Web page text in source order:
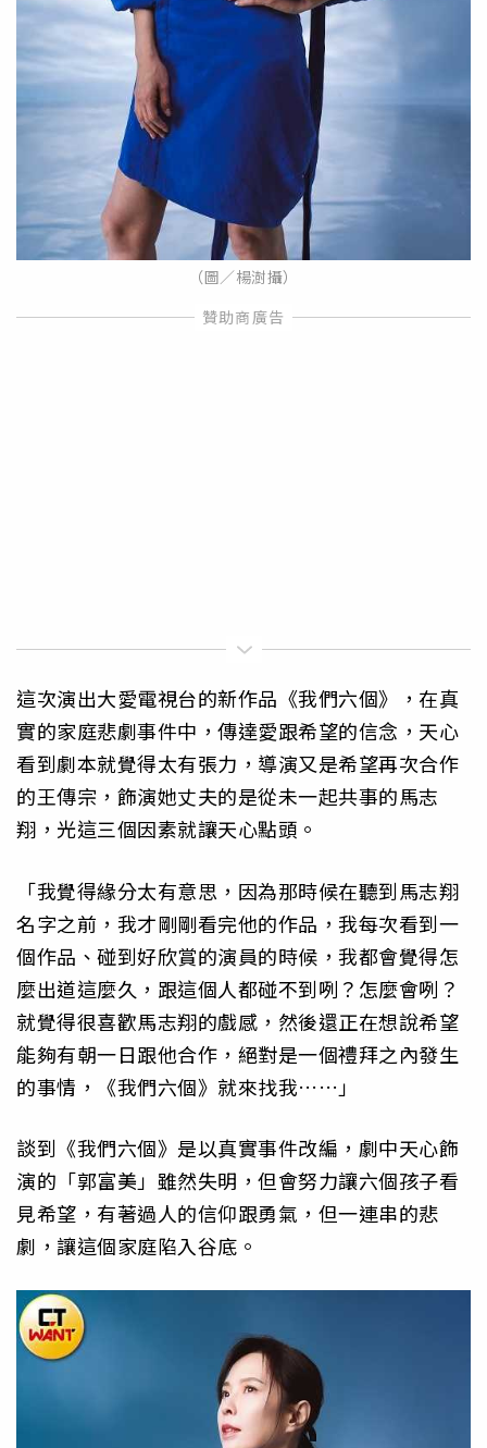
（圖／楊澍攝）
這次演出大愛電視台的新作品《我們六個》，在真
實的家庭悲劇事件中，傳達愛跟希望的信念，天心
看到劇本就覺得太有張力，導演又是希望再次合作
的王傳宗，飾演她丈夫的是從未一起共事的馬志
翔，光這三個因素就讓天心點頭。
「我覺得緣分太有意思，因為那時候在聽到馬志翔
名字之前，我才剛剛看完他的作品，我每次看到一
個作品、碰到好欣賞的演員的時候，我都會覺得怎
麼出道這麼久，跟這個人都碰不到咧？怎麼會咧？
就覺得很喜歡馬志翔的戲感，然後還正在想說希望
能夠有朝一日跟他合作，絕對是一個禮拜之內發生
的事情，《我們六個》就來找我……」
談到《我們六個》是以真實事件改編，劇中天心飾
演的「郭富美」雖然失明，但會努力讓六個孩子看
見希望，有著過人的信仰跟勇氣，但一連串的悲
劇，讓這個家庭陷入谷底。